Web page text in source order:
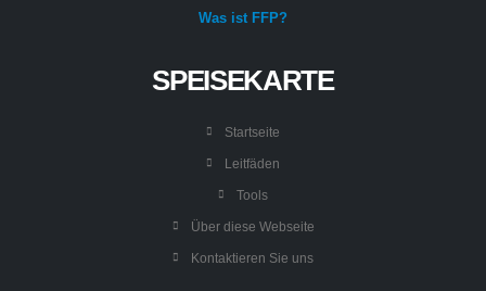
Was ist FFP?
SPEISEKARTE
Startseite
Leitfäden
Tools
Über diese Webseite
Kontaktieren Sie uns